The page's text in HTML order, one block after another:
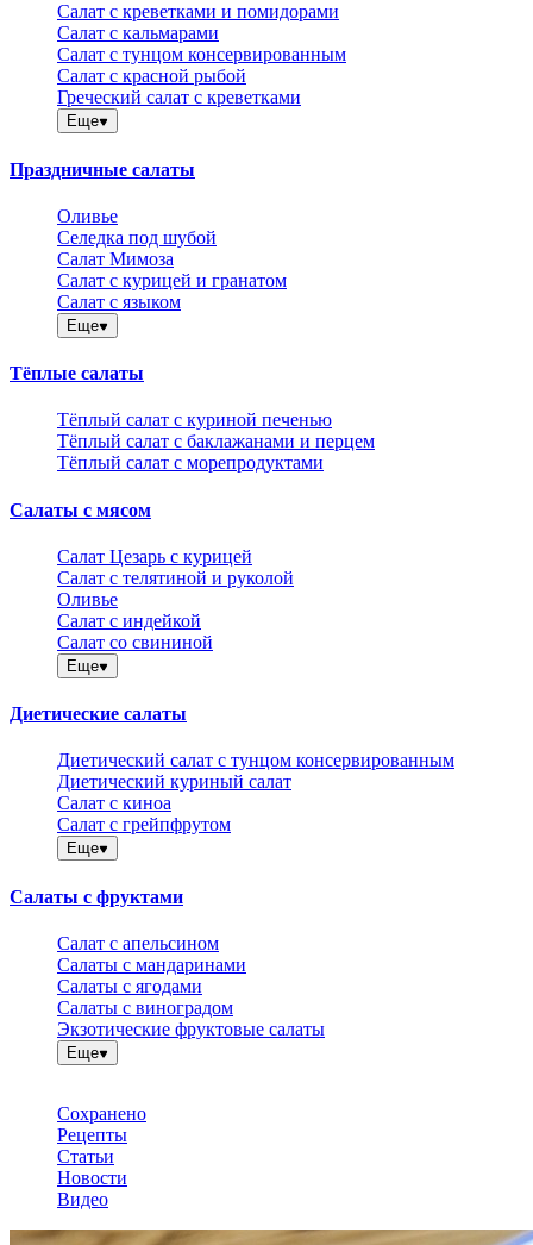
Салат с креветками и помидорами
Салат с кальмарами
Салат с тунцом консервированным
Салат с красной рыбой
Греческий салат с креветками
Еще
Праздничные салаты
Оливье
Селедка под шубой
Салат Мимоза
Салат с курицей и гранатом
Салат с языком
Еще
Тёплые салаты
Тёплый салат с куриной печенью
Тёплый салат с баклажанами и перцем
Тёплый салат с морепродуктами
Салаты с мясом
Салат Цезарь с курицей
Салат с телятиной и руколой
Оливье
Салат с индейкой
Салат со свининой
Еще
Диетические салаты
Диетический салат с тунцом консервированным
Диетический куриный салат
Салат с киноа
Салат с грейпфрутом
Еще
Салаты с фруктами
Салат с апельсином
Салаты с мандаринами
Салаты с ягодами
Салаты с виноградом
Экзотические фруктовые салаты
Еще
Сохранено
Рецепты
Статьи
Новости
Видео